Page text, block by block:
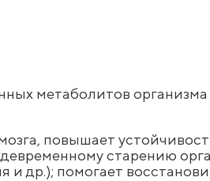
метаболитов
повышает
старению
др.); помогает